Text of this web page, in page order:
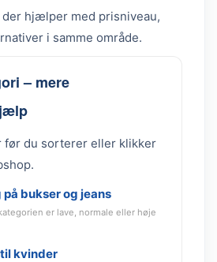
der hjælper med prisniveau,
i samme område.
– mere
før du sorterer eller klikker
bukser og jeans
er lave, normale eller høje
kvinder